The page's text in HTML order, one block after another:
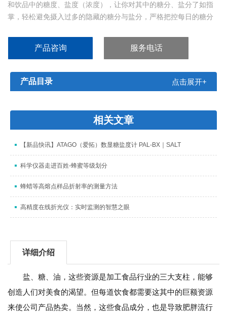
和饮品中的糖度、盐度（浓度），让你对其中的糖分、盐分了如指
掌，轻松避免摄入过多的隐藏的糖分与盐分，严格把控每日的糖分
产品咨询 服务电话
产品目录 点击展开+
相关文章
【新品快讯】ATAGO（爱拓）数显糖盐度计 PAL-BX｜SALT
科学仪器走进百姓-蜂蜜等级划分
蜂蜡等高熔点样品折射率的测量方法
高精度在线折光仪：实时监测的智慧之眼
详细介绍
盐、糖、油，这些资源是加工食品行业的三大支柱，能够
创造人们对美食的渴望。但每道饮食都需要这其中的巨额资源
来使公司产品热卖。当然，这些食品成分，也是导致肥胖流行